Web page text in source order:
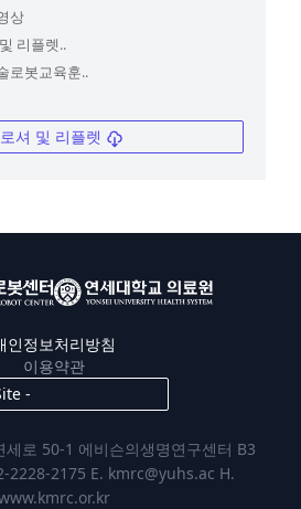
상
리플렛..
로봇교육훈..
셔 및 리플렛
인정보처리방침
이용약관
로 50-1 에비슨의생명연구센터 B3
2228-2175 E. kmrc@yuhs.ac H.